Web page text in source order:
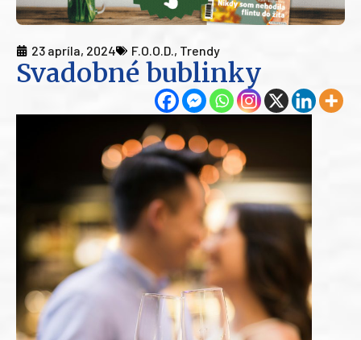
23 apríla, 2024 F.O.O.D., Trendy
Svadobné bublinky